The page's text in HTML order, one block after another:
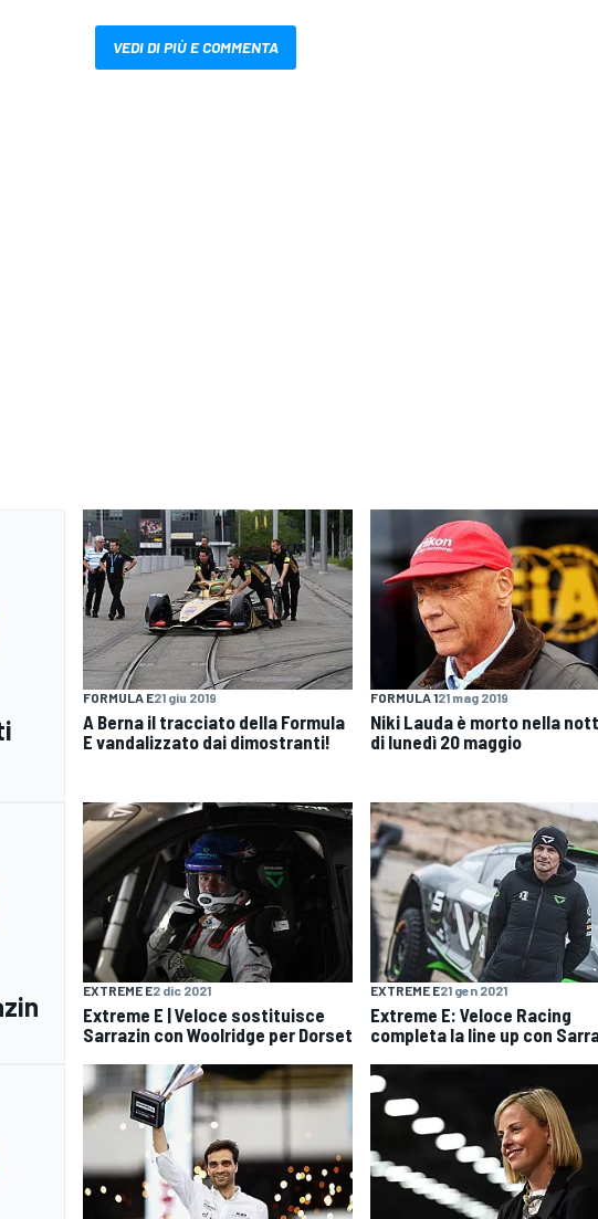
VEDI DI PIÙ E COMMENTA
FORMULA E21 giu 2019
A Berna il tracciato della Formula
E vandalizzato dai dimostranti!
FORMULA 121 mag 2019
Niki Lauda è morto nella
di lunedì 20 maggio
EXTREME E2 dic 2021
Extreme E | Veloce sostituisce
Sarrazin con Woolridge per Dorset
EXTREME E21 gen 2021
Extreme E: Veloce Racing
completa la line up con